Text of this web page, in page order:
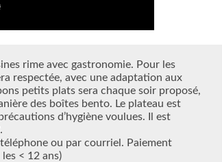
rime avec gastronomie. Pour les
respectée, avec une adaptation aux
petits plats sera chaque soir proposé,
des boîtes bento. Le plateau est
d’hygiène voulues. Il est
ou par courriel. Paiement
< 12 ans)